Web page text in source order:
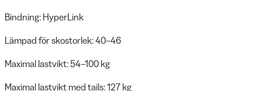
Bindning: HyperLink
Lämpad för skostorlek: 40–46
Maximal lastvikt: 54–100 kg
Maximal lastvikt med tails: 127 kg